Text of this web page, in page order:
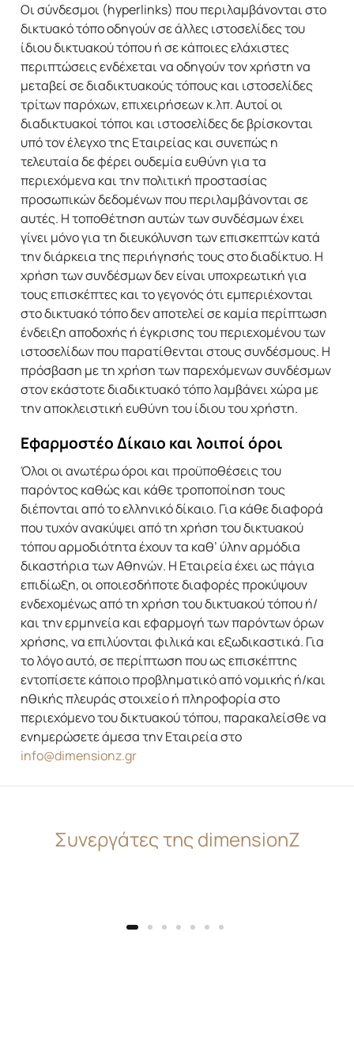
Οι σύνδεσμοι (hyperlinks) που περιλαμβάνονται στο
δικτυακό τόπο οδηγούν σε άλλες ιστοσελίδες του
ίδιου δικτυακού τόπου ή σε κάποιες ελάχιστες
περιπτώσεις ενδέχεται να οδηγούν τον χρήστη να
μεταβεί σε διαδικτυακούς τόπους και ιστοσελίδες
τρίτων παρόχων, επιχειρήσεων κ.λπ. Αυτοί οι
διαδικτυακοί τόποι και ιστοσελίδες δε βρίσκονται
υπό τον έλεγχο της Εταιρείας και συνεπώς η
τελευταία δε φέρει ουδεμία ευθύνη για τα
περιεχόμενα και την πολιτική προστασίας
προσωπικών δεδομένων που περιλαμβάνονται σε
αυτές. Η τοποθέτηση αυτών των συνδέσμων έχει
γίνει μόνο για τη διευκόλυνση των επισκεπτών κατά
την διάρκεια της περιήγησής τους στο διαδίκτυο. Η
χρήση των συνδέσμων δεν είναι υποχρεωτική για
τους επισκέπτες και το γεγονός ότι εμπεριέχονται
στο δικτυακό τόπο δεν αποτελεί σε καμία περίπτωση
ένδειξη αποδοχής ή έγκρισης του περιεχομένου των
ιστοσελίδων που παρατίθενται στους συνδέσμους. Η
πρόσβαση με τη χρήση των παρεχόμενων συνδέσμων
στον εκάστοτε διαδικτυακό τόπο λαμβάνει χώρα με
την αποκλειστική ευθύνη του ίδιου του χρήστη.
Εφαρμοστέο Δίκαιο και λοιποί όροι
Όλοι οι ανωτέρω όροι και προϋποθέσεις του
παρόντος καθώς και κάθε τροποποίηση τους
διέπονται από το ελληνικό δίκαιο. Για κάθε διαφορά
που τυχόν ανακύψει από τη χρήση του δικτυακού
τόπου αρμοδιότητα έχουν τα καθ’ ύλην αρμόδια
δικαστήρια των Αθηνών. Η Εταιρεία έχει ως πάγια
επιδίωξη, οι οποιεσδήποτε διαφορές προκύψουν
ενδεχομένως από τη χρήση του δικτυακού τόπου ή/
και την ερμηνεία και εφαρμογή των παρόντων όρων
χρήσης, να επιλύονται φιλικά και εξωδικαστικά. Για
το λόγο αυτό, σε περίπτωση που ως επισκέπτης
εντοπίσετε κάποιο προβληματικό από νομικής ή/και
ηθικής πλευράς στοιχείο ή πληροφορία στο
περιεχόμενο του δικτυακού τόπου, παρακαλείσθε να
ενημερώσετε άμεσα την Εταιρεία στο
info@dimensionz.gr
Συνεργάτες της dimensionZ